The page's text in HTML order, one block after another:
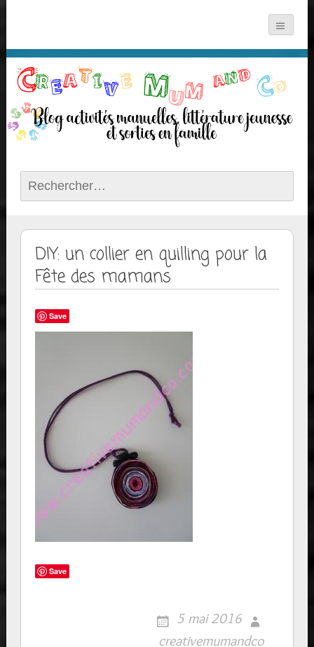
Rechercher :
DIY: un collier en quilling pour la
Fête des mamans
Save
Save
5 mai 2016
creativemumandco